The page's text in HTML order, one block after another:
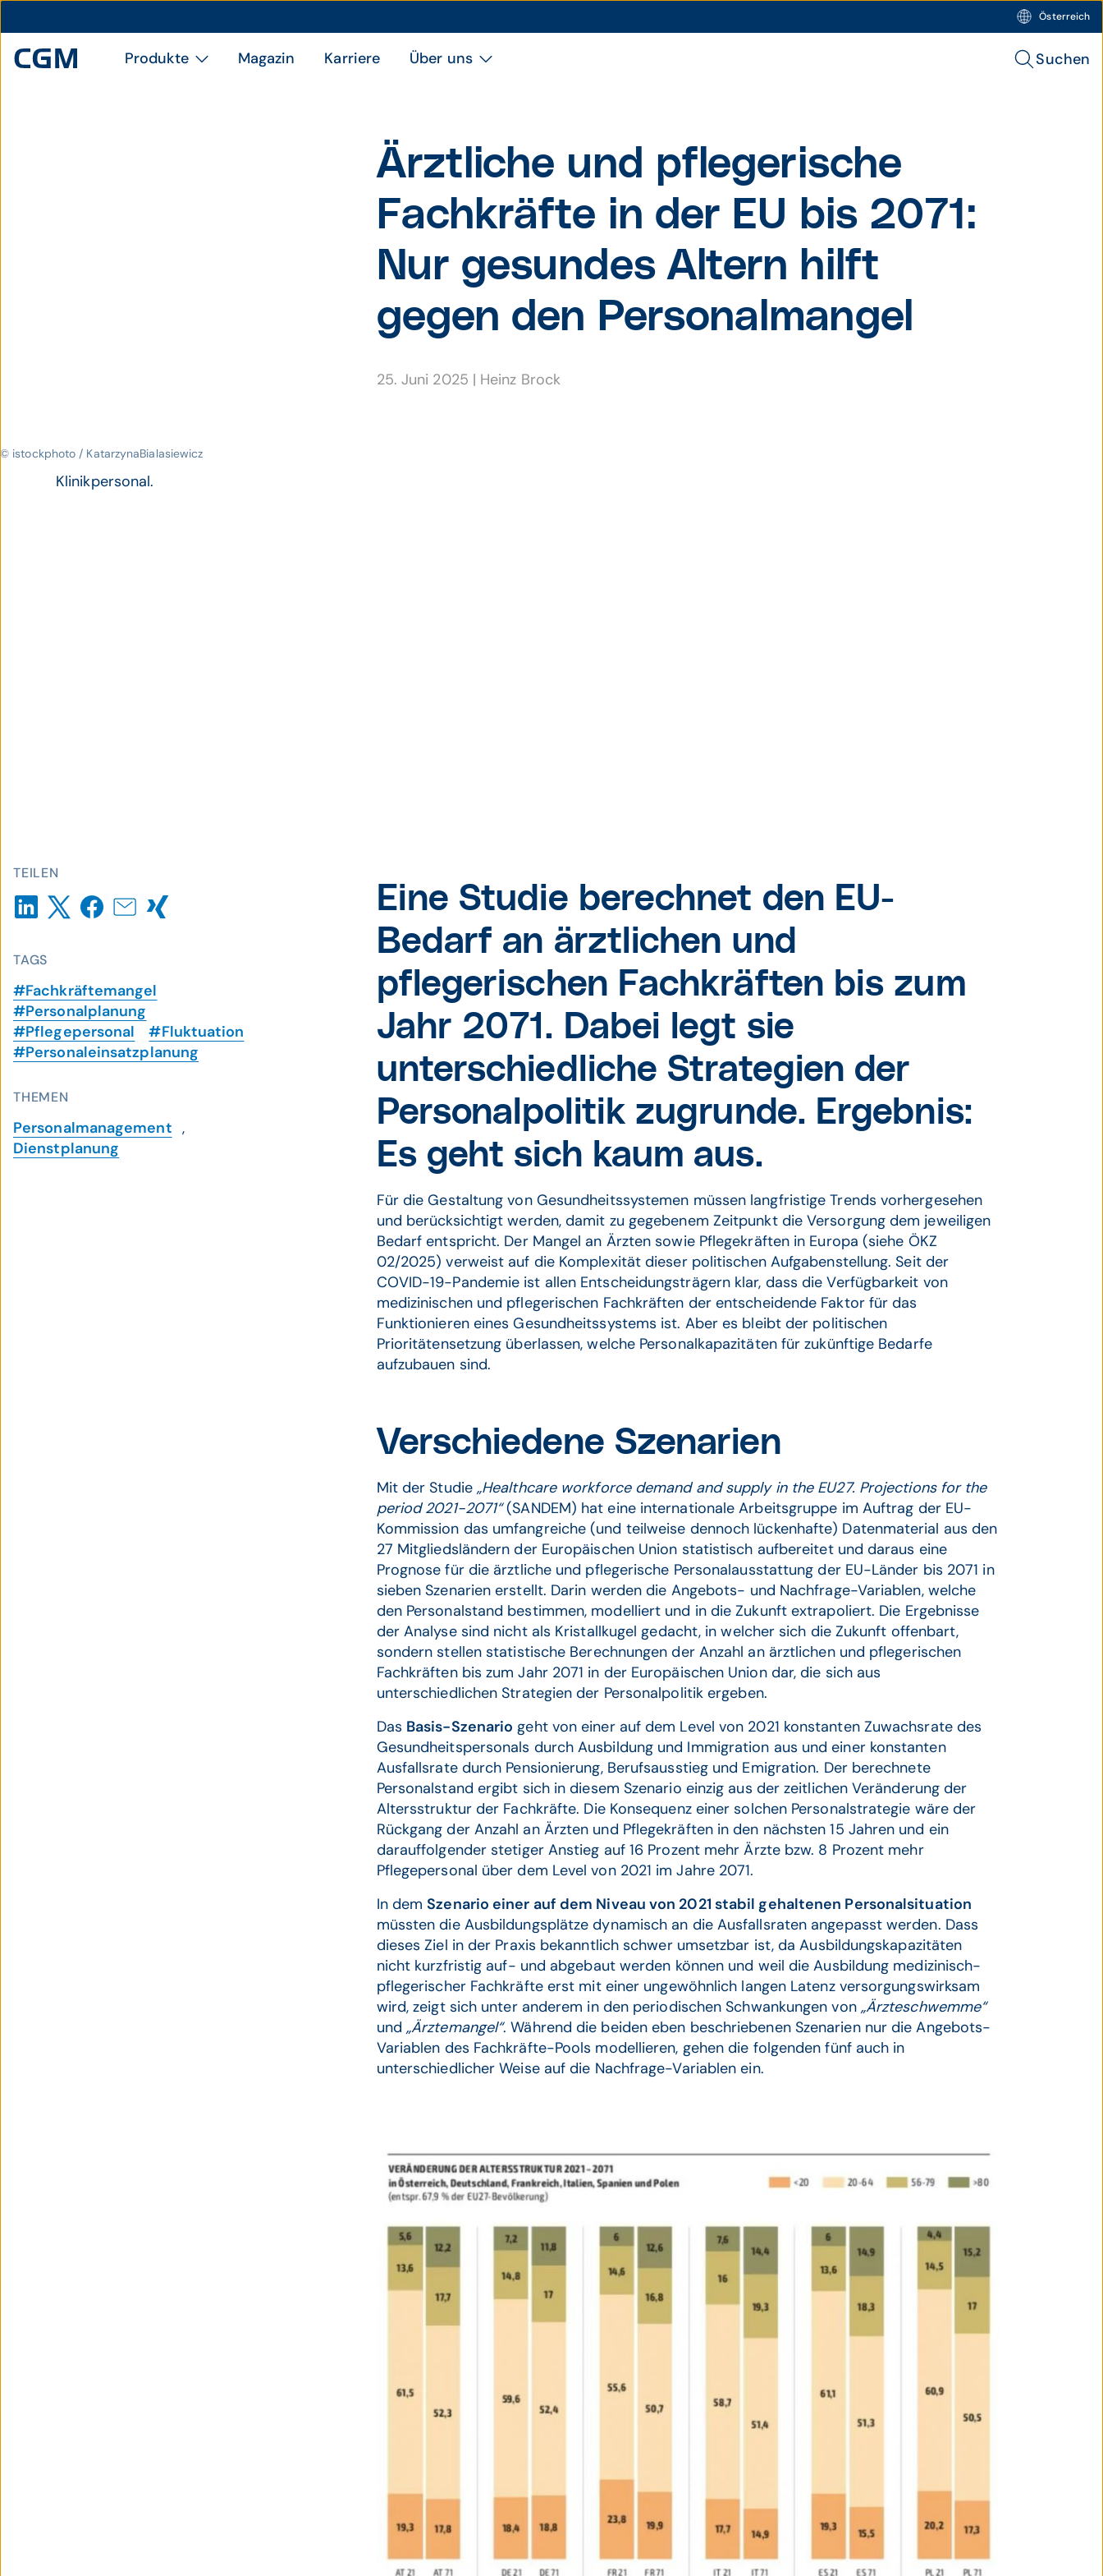
Österreich
Produkte Magazin Karriere Über uns Suchen
Ärztliche und pflege­rische
Fach­kräfte in der EU bis 2071:
Nur gesundes Altern hilft
gegen den Personal­mangel
25. Juni 2025 | Heinz Brock
© istockphoto / KatarzynaBialasiewicz
Klinikpersonal.
TEILEN
TAGS
#Fachkräftemangel
#Personalplanung
#Pflegepersonal
#Fluktuation
#Personaleinsatzplanung
THEMEN
Personalmanagement ,
Dienstplanung
Eine Studie berechnet den EU-
Bedarf an ärztlichen und
pflegerischen Fachkräften bis zum
Jahr 2071. Dabei legt sie
unterschiedliche Strategien der
Personalpolitik zugrunde. Ergebnis:
Es geht sich kaum aus.
Für die Gestaltung von Gesundheitssystemen müssen langfristige Trends vorhergesehen
und berücksichtigt werden, damit zu gegebenem Zeitpunkt die Versorgung dem jeweiligen
Bedarf entspricht. Der Mangel an Ärzten sowie Pflegekräften in Europa (siehe ÖKZ
02/2025) verweist auf die Komplexität dieser politischen Aufgabenstellung. Seit der
COVID-19-Pandemie ist allen Entscheidungsträgern klar, dass die Verfügbarkeit von
medizinischen und pflegerischen Fachkräften der entscheidende Faktor für das
Funktionieren eines Gesundheitssystems ist. Aber es bleibt der politischen
Prioritätensetzung überlassen, welche Personalkapazitäten für zukünftige Bedarfe
aufzubauen sind.
Verschiedene Szenarien
Mit der Studie„Healthcare workforce demand and supply in the EU27. Projections for the
period 2021-2071“(SANDEM) hat eine internationale Arbeitsgruppe im Auftrag der EU-
Kommission das umfangreiche (und teilweise dennoch lückenhafte) Datenmaterial aus den
27 Mitgliedsländern der Europäischen Union statistisch aufbereitet und daraus eine
Prognose für die ärztliche und pflegerische Personalausstattung der EU-Länder bis 2071 in
sieben Szenarien erstellt. Darin werden die Angebots- und Nachfrage-Variablen, welche
den Personalstand bestimmen, modelliert und in die Zukunft extrapoliert. Die Ergebnisse
der Analyse sind nicht als Kristallkugel gedacht, in welcher sich die Zukunft offenbart,
sondern stellen statistische Berechnungen der Anzahl an ärztlichen und pflegerischen
Fachkräften bis zum Jahr 2071 in der Europäischen Union dar, die sich aus
unterschiedlichen Strategien der Personalpolitik ergeben.
Das Basis-Szenario geht von einer auf dem Level von 2021 konstanten Zuwachsrate des
Gesundheitspersonals durch Ausbildung und Immigration aus und einer konstanten
Ausfallsrate durch Pensionierung, Berufsausstieg und Emigration. Der berechnete
Personalstand ergibt sich in diesem Szenario einzig aus der zeitlichen Veränderung der
Altersstruktur der Fachkräfte. Die Konsequenz einer solchen Personalstrategie wäre der
Rückgang der Anzahl an Ärzten und Pflegekräften in den nächsten 15 Jahren und ein
darauffolgender stetiger Anstieg auf 16 Prozent mehr Ärzte bzw. 8 Prozent mehr
Pflegepersonal über dem Level von 2021 im Jahre 2071.
In demSzenario einer auf dem Niveau von 2021 stabil gehaltenen Personalsituation
müssten die Ausbildungsplätze dynamisch an die Ausfallsraten angepasst werden. Dass
dieses Ziel in der Praxis bekanntlich schwer umsetzbar ist, da Ausbildungskapazitäten
nicht kurzfristig auf- und abgebaut werden können und weil die Ausbildung medizinisch-
pflegerischer Fachkräfte erst mit einer ungewöhnlich langen Latenz versorgungswirksam
wird, zeigt sich unter anderem in den periodischen Schwankungen von „Ärzteschwemme“
und„Ärztemangel“. Während die beiden eben beschriebenen Szenarien nur die Angebots-
Variablen des Fachkräfte-Pools modellieren, gehen die folgenden fünf auch in
unterschiedlicher Weise auf die Nachfrage-Variablen ein.